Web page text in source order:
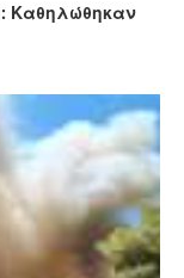
Καθηλώθηκαν